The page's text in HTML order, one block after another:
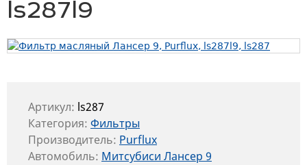
ls287l9
Артикул: ls287
Категория: Фильтры
Производитель: Purflux
Автомобиль: Митсубиси Лансер 9